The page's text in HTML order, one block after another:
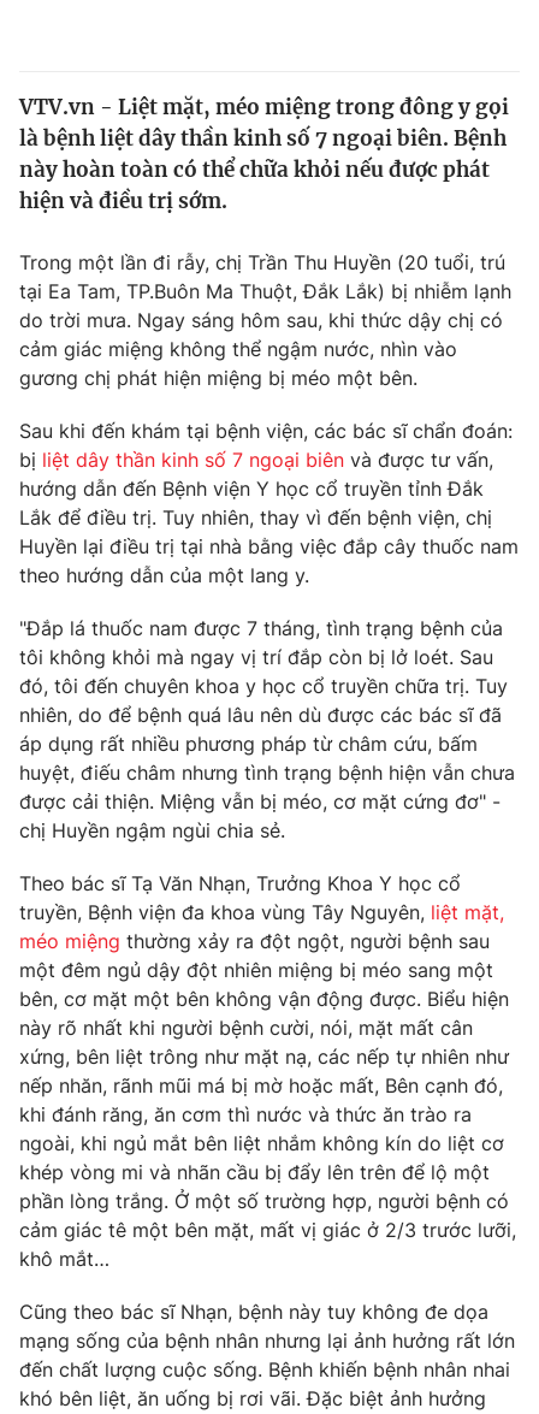
Y tế
Thế giới
Thế giới đó đây
Câu chuyện quốc tế
Kinh tế
Tài chính
Thị trường
Dữ liệu và đời sống
Phim VTV
Hậu trường
Nhân vật
Giải sao mai
Giải trí
Điện ảnh
Âm nhạc
Sao
Đời sống
Làm đẹp
Chất lượng cuộc sống
Giáo dục
Tuyển sinh
Học trực tuyến
Công nghệ
Hitech Công nghệ tương lai
Sản phẩm
Thị trường
Tư vấn
Giao lưu trực tuyến
Lịch phát sóng
Chuyên mục khác
Emagazine Podcast
Photo Infographic
Video Shorts video
VTV Money VTV Thể thao
VTV Sức khoẻ Bất động sản
Thị trường 24h Tấm lòng Việt
VTV4 Vươn mình bằng AI
Giáo dục
VTV.vn - Liệt mặt, méo miệng trong đông y gọi
là bệnh liệt dây thần kinh số 7 ngoại biên. Bệnh
này hoàn toàn có thể chữa khỏi nếu được phát
hiện và điều trị sớm.
Trong một lần đi rẫy, chị Trần Thu Huyền (20 tuổi, trú
tại Ea Tam, TP.Buôn Ma Thuột, Đắk Lắk) bị nhiễm lạnh
do trời mưa. Ngay sáng hôm sau, khi thức dậy chị có
cảm giác miệng không thể ngậm nước, nhìn vào
gương chị phát hiện miệng bị méo một bên.
Sau khi đến khám tại bệnh viện, các bác sĩ chẩn đoán:
bị liệt dây thần kinh số 7 ngoại biên và được tư vấn,
hướng dẫn đến Bệnh viện Y học cổ truyền tỉnh Đắk
Lắk để điều trị. Tuy nhiên, thay vì đến bệnh viện, chị
Huyền lại điều trị tại nhà bằng việc đắp cây thuốc nam
theo hướng dẫn của một lang y.
"Đắp lá thuốc nam được 7 tháng, tình trạng bệnh của
tôi không khỏi mà ngay vị trí đắp còn bị lở loét. Sau
đó, tôi đến chuyên khoa y học cổ truyền chữa trị. Tuy
nhiên, do để bệnh quá lâu nên dù được các bác sĩ đã
áp dụng rất nhiều phương pháp từ châm cứu, bấm
huyệt, điếu châm nhưng tình trạng bệnh hiện vẫn chưa
được cải thiện. Miệng vẫn bị méo, cơ mặt cứng đơ" -
chị Huyền ngậm ngùi chia sẻ.
Theo bác sĩ Tạ Văn Nhạn, Trưởng Khoa Y học cổ
truyền, Bệnh viện đa khoa vùng Tây Nguyên, liệt mặt,
méo miệng thường xảy ra đột ngột, người bệnh sau
một đêm ngủ dậy đột nhiên miệng bị méo sang một
bên, cơ mặt một bên không vận động được. Biểu hiện
này rõ nhất khi người bệnh cười, nói, mặt mất cân
xứng, bên liệt trông như mặt nạ, các nếp tự nhiên như
nếp nhăn, rãnh mũi má bị mờ hoặc mất, Bên cạnh đó,
khi đánh răng, ăn cơm thì nước và thức ăn trào ra
ngoài, khi ngủ mắt bên liệt nhắm không kín do liệt cơ
khép vòng mi và nhãn cầu bị đẩy lên trên để lộ một
phần lòng trắng. Ở một số trường hợp, người bệnh có
cảm giác tê một bên mặt, mất vị giác ở 2/3 trước lưỡi,
khô mắt…
Cũng theo bác sĩ Nhạn, bệnh này tuy không đe dọa
mạng sống của bệnh nhân nhưng lại ảnh hưởng rất lớn
đến chất lượng cuộc sống. Bệnh khiến bệnh nhân nhai
khó bên liệt, ăn uống bị rơi vãi. Đặc biệt ảnh hưởng